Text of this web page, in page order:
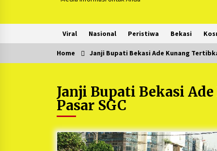
Viral Nasional Peristiwa Bekasi
Trending Now
Posko Mudik Kosmi Jurpala 2026
Hadirkan Pelayanan Penuh bagi
Pemudik : Sudah Tahun Ke-4
Berjalan Sukses
Kartini Penggerak Lingkungan
Sampah Bukit Berlian
Home Janji Bupati Bekasi Ade Kunang
Janji Bupati Bekasi
Pasar SGC